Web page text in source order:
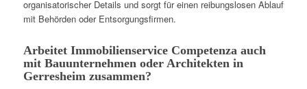
organisatorischer Details und sorgt für einen reibungslosen Ablauf
mit Behörden oder Entsorgungsfirmen.
Arbeitet Immobilienservice Competenza auch
mit Bauunternehmen oder Architekten in
Gerresheim zusammen?